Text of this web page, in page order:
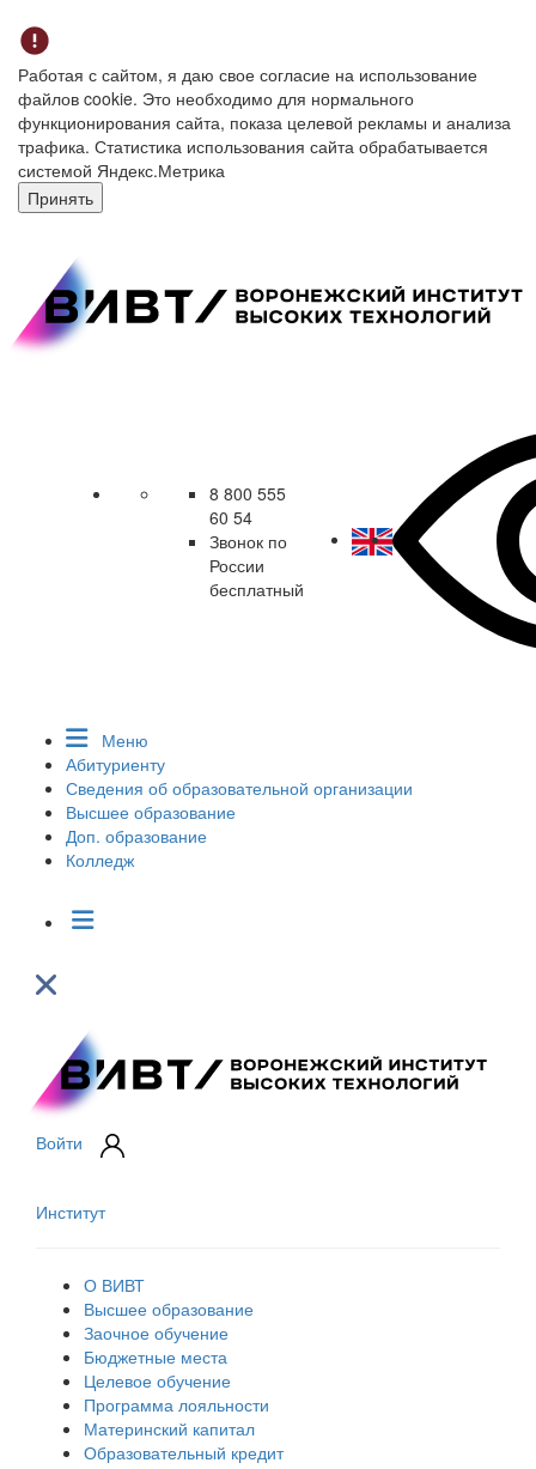
Работая с сайтом, я даю свое согласие на использование
файлов cookie. Это необходимо для нормального
функционирования сайта, показа целевой рекламы и анализа
трафика. Статистика использования сайта обрабатывается
системой Яндекс.Метрика
Принять
8 800 555
60 54
Звонок по
России
бесплатный
Меню
Абитуриенту
Сведения об образовательной организации
Высшее образование
Доп. образование
Колледж
Войти
Институт
О ВИВТ
Высшее образование
Заочное обучение
Бюджетные места
Целевое обучение
Программа лояльности
Материнский капитал
Образовательный кредит